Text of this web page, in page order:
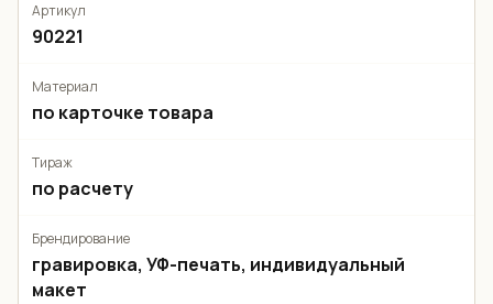
Артикул
90221
Материал
по карточке товара
Тираж
по расчету
Брендирование
гравировка, УФ-печать, индивидуальный
макет